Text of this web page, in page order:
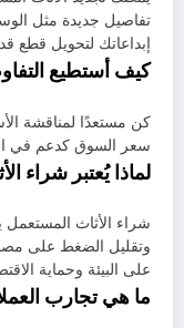
تفاصيل جديدة مثل
إبداعاتك لتحويل قطع
كيف أستطيع
كن مستعدًا لمناقشة
سعر السوق كدعم في
لماذا يُعتبر شراء
شراء الأثاث المستعمل
وتقليل الضغط على
على البيئة وحماية
ما هي تجارب